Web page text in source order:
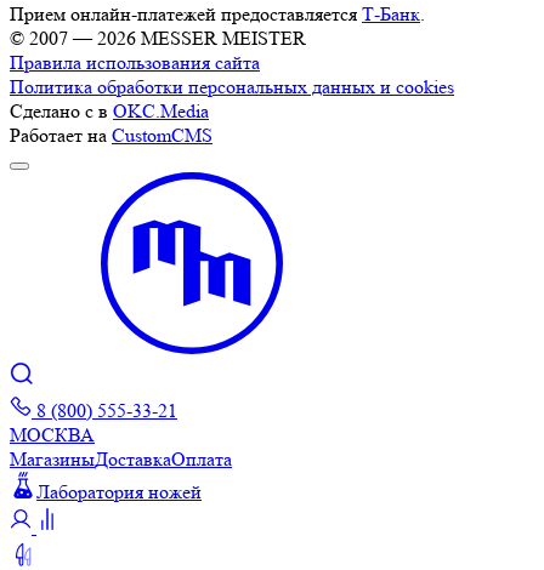
Прием онлайн-платежей предоставляется Т-Банк
© 2007 — 2026 MESSER MEISTER
Правила использования сайта
Политика обработки персональных данных и cookies
Сделано с в OKC.Media
Работает на CustomCMS
8 (800) 555-33-21
МОСКВА
МагазиныДоставкаОплата
Лаборатория ножей